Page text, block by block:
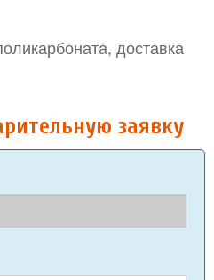
доставка
заявку